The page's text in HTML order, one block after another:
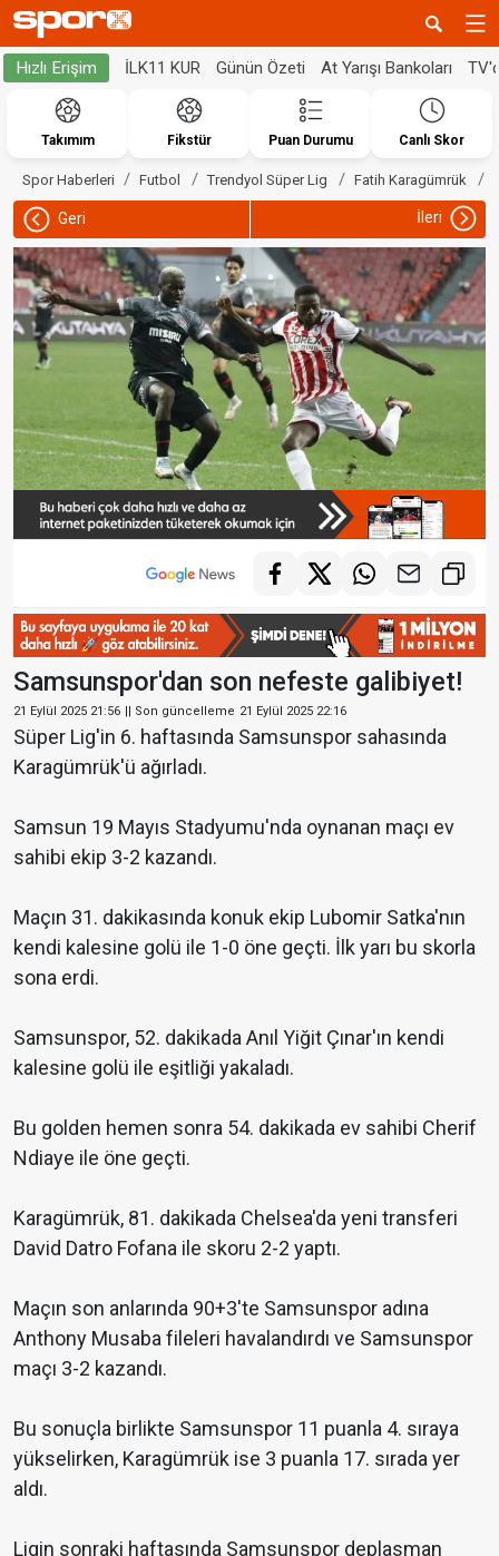
Hızlı Erişim İLK11 KUR Günün Özeti At Yarışı Bankoları
Takımım Fikstür Puan Durumu Canlı Skor
Spor Haberleri Futbol Trendyol Süper Lig Fatih Karagümrük
Geri İleri
Samsunspor'dan son nefeste galibiyet!
21 Eylül 2025 21:56 || Son güncelleme 21 Eylül 2025 22:16
Süper Lig'in 6. haftasında Samsunspor sahasında
Karagümrük'ü ağırladı.
Samsun 19 Mayıs Stadyumu'nda oynanan maçı ev
sahibi ekip 3-2 kazandı.
Maçın 31. dakikasında konuk ekip Lubomir Satka'nın
kendi kalesine golü ile 1-0 öne geçti. İlk yarı bu skorla
sona erdi.
Samsunspor, 52. dakikada Anıl Yiğit Çınar'ın kendi
kalesine golü ile eşitliği yakaladı.
Bu golden hemen sonra 54. dakikada ev sahibi Cherif
Ndiaye ile öne geçti.
Karagümrük, 81. dakikada Chelsea'da yeni transferi
David Datro Fofana ile skoru 2-2 yaptı.
Maçın son anlarında 90+3'te Samsunspor adına
Anthony Musaba fileleri havalandırdı ve Samsunspor
maçı 3-2 kazandı.
Bu sonuçla birlikte Samsunspor 11 puanla 4. sıraya
yükselirken, Karagümrük ise 3 puanla 17. sırada yer
aldı.
Ligin sonraki haftasında Samsunspor deplasman